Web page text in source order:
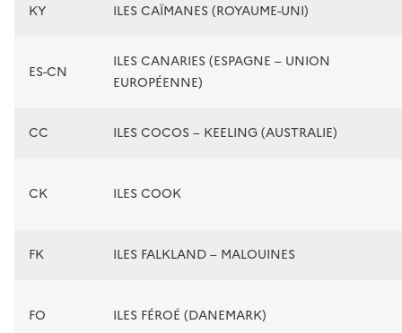
KY ILES CAÏMANES (ROYAUME-UNI)
ES-CN
ILES CANARIES (ESPAGNE – UNION
EUROPÉENNE)
CC ILES COCOS – KEELING (AUSTRALIE)
CK ILES COOK
FK ILES FALKLAND – MALOUINES
FO ILES FÉROÉ (DANEMARK)